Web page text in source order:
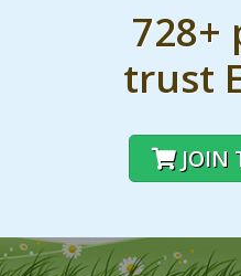
728+
trust
JOIN